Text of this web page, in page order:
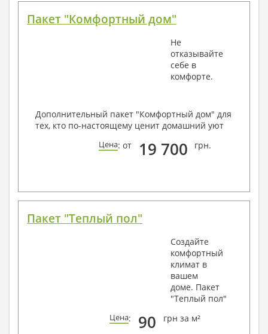
Пакет "Комфортный дом"
Не
отказывайте
себе в
комфорте.
Дополнительный пакет "Комфортный дом" для
тех, кто по-настоящему ценит домашний уют
Цена: от 19 700 грн.
Пакет "Теплый пол"
Создайте
комфортный
климат в
вашем
доме. Пакет
"Теплый пол"
Цена: 90 грн за м²